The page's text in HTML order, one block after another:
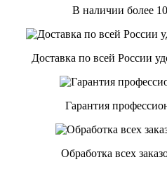
В наличии более
Доставка по всей России
Гарантия
Обработка всех